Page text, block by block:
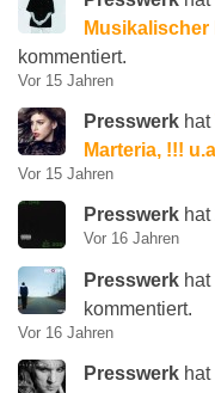
Musikalischer
kommentiert.
Vor 15 Jahren
Presswerk hat
Marteria, !!!
Vor 15 Jahren
Presswerk hat
Vor 16 Jahren
Presswerk hat
kommentiert.
Vor 16 Jahren
Presswerk hat